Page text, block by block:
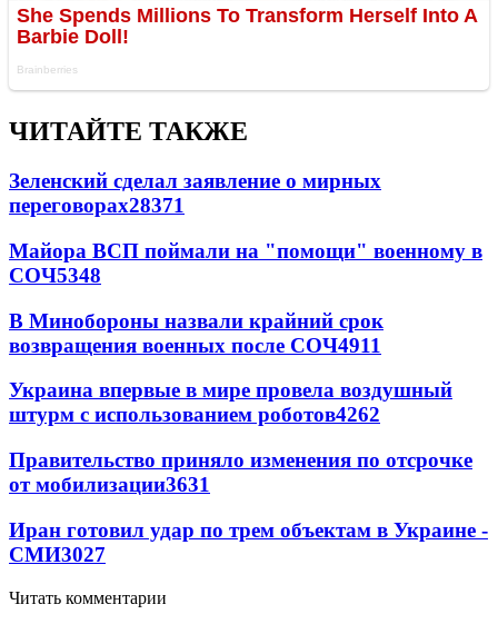
ЧИТАЙТЕ ТАКЖЕ
Зеленский сделал заявление о мирных
переговорах28371
Майора ВСП поймали на "помощи" военному в
СОЧ5348
В Минобороны назвали крайний срок
возвращения военных после СОЧ4911
Украина впервые в мире провела воздушный
штурм с использованием роботов4262
Правительство приняло изменения по отсрочке
от мобилизации3631
Иран готовил удар по трем объектам в Украине -
СМИ3027
Читать комментарии